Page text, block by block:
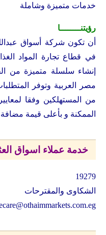
خدمات متميزة وشاملة
رؤيتنــــــــا
أن تكون شركة أسواق
في قطاع تجارة المواد
إنشاء سلسلة متميزة من
مصر العربية وتوفر
من المستهلكين وفقا
الممكنة و بأعلى قيمة
خدمة عملاء اسواق
19279
الشكاوى والمقترحات